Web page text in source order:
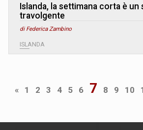
Islanda, la settimana corta è un
travolgente
di Federica Zambino
ISLANDA
« 1 2 3 4 5 6 7 8 9 10